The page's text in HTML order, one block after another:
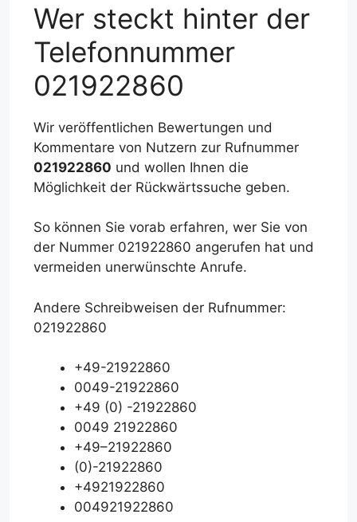
Wer steckt hinter der
Telefonnummer
021922860
Wir veröffentlichen Bewertungen und
Kommentare von Nutzern zur Rufnummer
021922860 und wollen Ihnen die
Möglichkeit der Rückwärtssuche geben.
So können Sie vorab erfahren, wer Sie von
der Nummer 021922860 angerufen hat und
vermeiden unerwünschte Anrufe.
Andere Schreibweisen der Rufnummer:
021922860
+49-21922860
0049-21922860
+49 (0) -21922860
0049 21922860
+49–21922860
(0)-21922860
+4921922860
004921922860